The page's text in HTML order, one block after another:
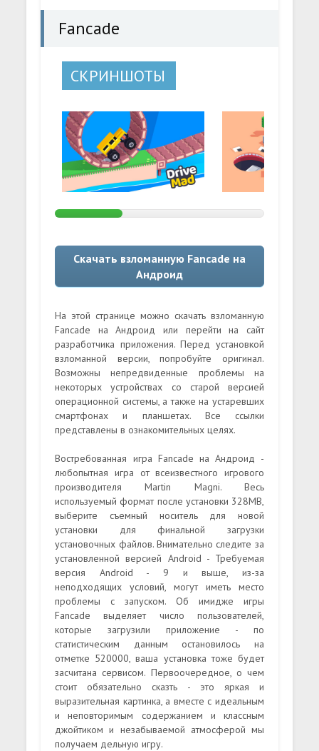
Fancade
СКРИНШОТЫ
Скачать взломанную Fancade на
Андроид
На этой странице можно скачать взломанную
Fancade на Андроид или перейти на сайт
разработчика приложения. Перед установкой
взломанной версии, попробуйте оригинал.
Возможны непредвиденные проблемы на
некоторых устройствах со старой версией
операционной системы, а также на устаревших
смартфонах и планшетах. Все ссылки
представлены в ознакомительных целях.
Востребованная игра Fancade на Андроид -
любопытная игра от всеизвестного игрового
производителя Martin Magni. Весь
используемый формат после установки 328MB,
выберите съемный носитель для новой
установки для финальной загрузки
установочных файлов. Внимательно следите за
установленной версией Android - Требуемая
версия Android - 9 и выше, из-за
неподходящих условий, могут иметь место
проблемы с запуском. Об имидже игры
Fancade выделяет число пользователей,
которые загрузили приложение - по
статистическим данным остановилось на
отметке 520000, ваша установка тоже будет
засчитана сервисом. Первоочередное, о чем
стоит обязательно сказть - это яркая и
выразительная картинка, а вместе с идеальным
и неповторимым содержанием и классным
джойтиком и незабываемой атмосферой мы
получаем дельную игру.